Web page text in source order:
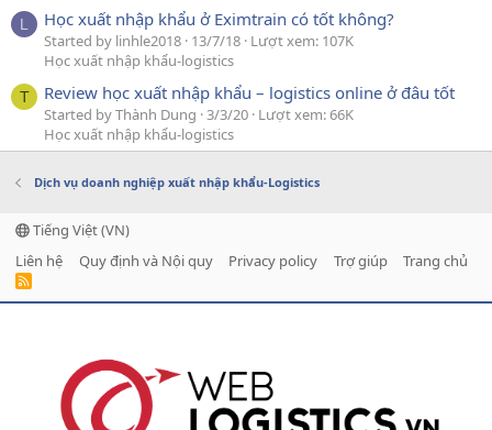
L Học xuất nhập khẩu ở Eximtrain có tốt không?
Started by linhle2018 13/7/18 Lượt xem: 107K
Học xuất nhập khẩu-logistics
T Review học xuất nhập khẩu – logistics online ở đâu tốt
Started by Thành Dung 3/3/20 Lượt xem: 66K
Học xuất nhập khẩu-logistics
Dịch vụ doanh nghiệp xuất nhập khẩu-Logistics
Tiếng Việt (VN)
Liên hệ
Quy định và Nội quy Privacy policy Trợ giúp Trang chủ
R